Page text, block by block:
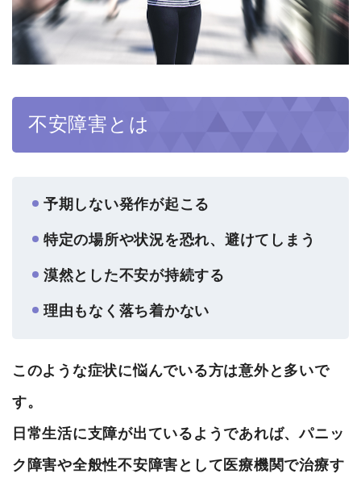
不安障害とは
予期しない発作が起こる
特定の場所や状況を恐れ、避けてしまう
漠然とした不安が持続する
理由もなく落ち着かない
このような症状に悩んでいる方は意外と多いで
す。
日常生活に支障が出ているようであれば、パニッ
ク障害や全般性不安障害として医療機関で治療す